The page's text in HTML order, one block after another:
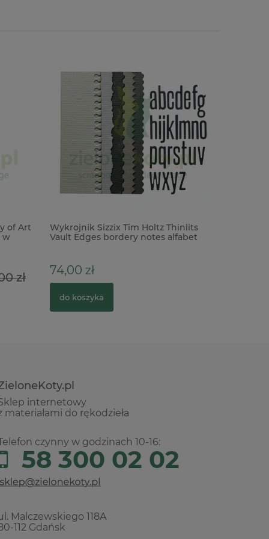
of Art
w
zł
Wykrojnik Sizzix Tim Holtz Thinlits
Vault Edges bordery notes alfabet
74,00 zł
do koszyka
internetowy
materiałami do rękodzieła
czynny w godzinach 10-16:
58 300 02 02
Malczewskiego 118A
112 Gdańsk